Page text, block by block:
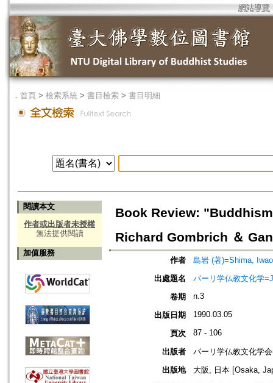
網站導覽
． 首頁 > 檢索系統 > 書目檢索 > 書目明細
閱讀本文
作者或出版者未授權
無法提供閱讀
加值服務
Book Review:
Richard Gombrich ＆
作者
島岩 (著)=Shima,
出處題名
パーリ学仏教文化学
卷期
n.3
出版日期 1990.03.05
頁次 87 - 106
出版者
パーリ学仏教文化学
出版地
大阪, 日本 [Osaka,